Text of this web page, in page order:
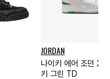
JORDAN
나이키 에어 조던 2
키 그린 TD